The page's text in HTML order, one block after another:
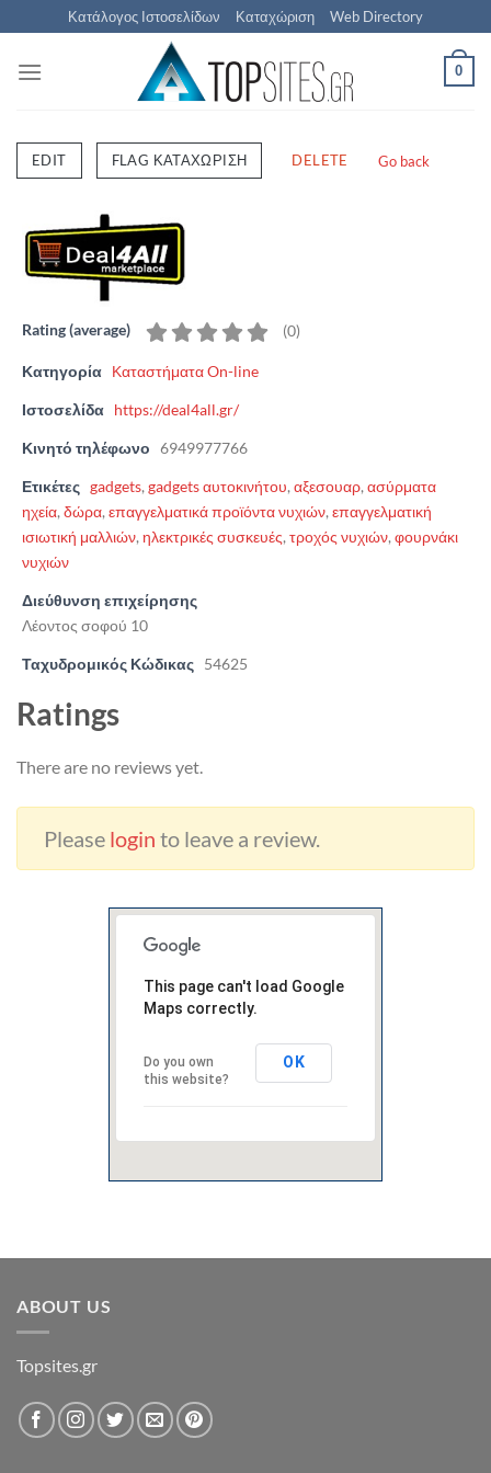
Μετάβαση
στο
περιεχόμενο
Κατάλογος Ιστοσελίδων Καταχώριση Web Directory
0
EDIT FLAG ΚΑΤΑΧΏΡΙΣΗ DELETE Go back
Rating (average) (0)
Κατηγορία Καταστήματα On-line
Ιστοσελίδα https://deal4all.gr/
Κινητό τηλέφωνο 6949977766
Ετικέτες gadgets, gadgets αυτοκινήτου, αξεσουαρ, ασύρματα
ηχεία, δώρα, επαγγελματικά προϊόντα νυχιών, επαγγελματική
ισιωτική μαλλιών, ηλεκτρικές συσκευές, τροχός νυχιών, φουρνάκι
νυχιών
Διεύθυνση επιχείρησης
Λέοντος σοφού 10
Ταχυδρομικός Κώδικας 54625
Ratings
There are no reviews yet.
Please login to leave a review.
This page can't load Google
Maps correctly.
Do you own
this website?
OK
ABOUT US
Topsites.gr